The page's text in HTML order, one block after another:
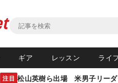
ギア レッスン ライ
注目 松山英樹ら出場 米男子リーダ